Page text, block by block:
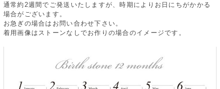
通常約2週間でご発送いたしますが、時期によりお日にちがかかる
場合がございます。
お急ぎの場合はお問い合わせ下さい。
着用画像はストーンなしでお作りの場合のイメージです。